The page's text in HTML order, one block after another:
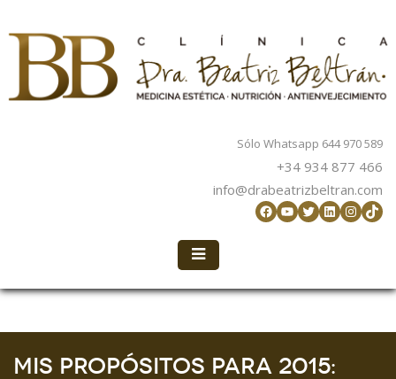
Sólo Whatsapp 644 970 589
+34 934 877 466
info@drabeatrizbeltran.com
Facebook
YouTube
Twitter
LinkedIn
Mis propósitos para 2015: